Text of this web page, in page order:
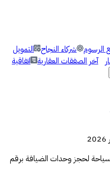
الرسوم شركاء النجاح
التمويل
آخر الصفقات العقارية
اتفاقية
لحجز وحدات الضيافة برقم